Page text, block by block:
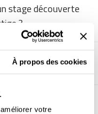
À propos des cookies
votre
stage découverte
?
ça marche ?
un stage ?